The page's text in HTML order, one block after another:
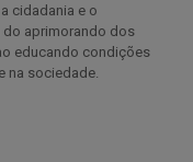
cidadania e o
aprimorando dos
educando condições
na sociedade.